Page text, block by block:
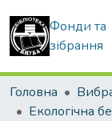
Фонди та
зібрання
Головна